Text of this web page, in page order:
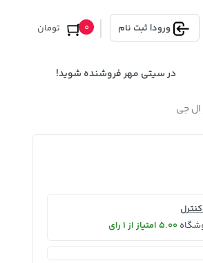
ورود| ثبت نام تومان 0
در سیتی مهر فروشنده شوید!
ال جی
5.00 امتیاز از 1 رای